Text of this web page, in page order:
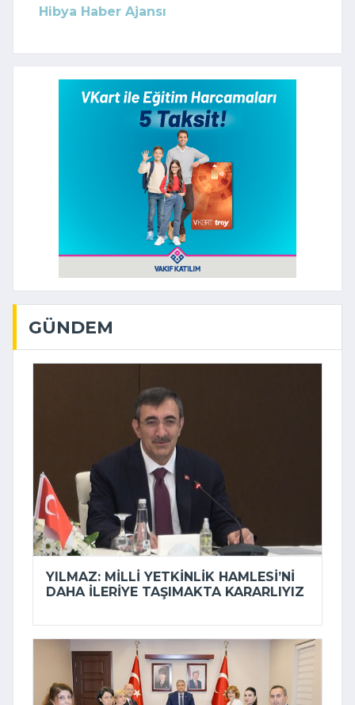
Hibya Haber Ajansı
GÜNDEM
YILMAZ: MILLI YETKINLIK HAMLESI’NI
DAHA ILERIYE TAŞIMAKTA KARARLIYIZ